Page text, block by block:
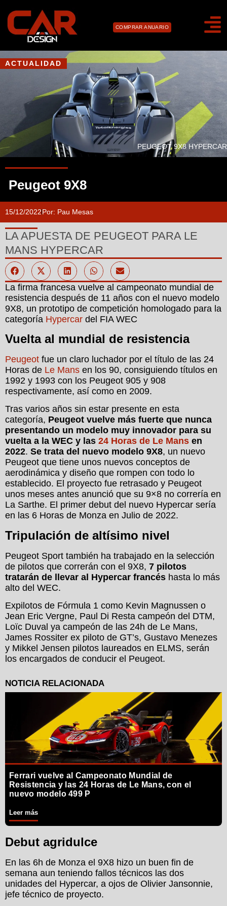
COMPRAR ANUARIO
ACTUALIDAD
PEUGEOT 9X8 HYPERCAR
Peugeot 9X8
15/12/2022Por: Pau Mesas
LA APUESTA DE PEUGEOT PARA LE
MANS HYPERCAR
La firma francesa vuelve al campeonato mundial de
resistencia después de 11 años con el nuevo modelo
9X8, un prototipo de competición homologado para la
categoría Hypercar del FIA WEC
Vuelta al mundial de resistencia
Peugeot fue un claro luchador por el título de las 24
Horas de Le Mans en los 90, consiguiendo títulos en
1992 y 1993 con los Peugeot 905 y 908
respectivamente, así como en 2009.
Tras varios años sin estar presente en esta
categoría, Peugeot vuelve más fuerte que nunca
presentando un modelo muy innovador para su
vuelta a la WEC y las 24 Horas de Le Mans en
2022. Se trata del nuevo modelo 9X8, un nuevo
Peugeot que tiene unos nuevos conceptos de
aerodinámica y diseño que rompen con todo lo
establecido. El proyecto fue retrasado y Peugeot
unos meses antes anunció que su 9×8 no correría en
La Sarthe. El primer debut del nuevo Hypercar sería
en las 6 Horas de Monza en Julio de 2022.
Tripulación de altísimo nivel
Peugeot Sport también ha trabajado en la selección
de pilotos que correrán con el 9X8, 7 pilotos
tratarán de llevar al Hypercar francés hasta lo más
alto del WEC.
Expilotos de Fórmula 1 como Kevin Magnussen o
Jean Eric Vergne, Paul Di Resta campeón del DTM,
Loïc Duval ya campeón de las 24h de Le Mans,
James Rossiter ex piloto de GT’s, Gustavo Menezes
y Mikkel Jensen pilotos laureados en ELMS, serán
los encargados de conducir el Peugeot.
Ferrari vuelve al Campeonato Mundial de
Resistencia y las 24 Horas de Le Mans, con el
nuevo modelo 499 P
Leer más
Debut agridulce
En las 6h de Monza el 9X8 hizo un buen fin de
semana aun teniendo fallos técnicos las dos
unidades del Hypercar, a ojos de Olivier Jansonnie,
jefe técnico de proyecto.